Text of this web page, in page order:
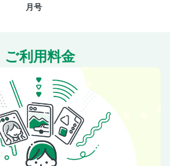
月号
ご利用料金